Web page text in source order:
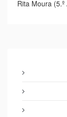
Rita Moura (5.º